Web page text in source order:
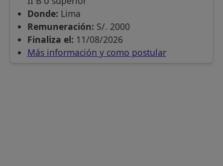
Donde: Lima
Remuneración: S/. 2000
Finaliza el: 11/08/2026
Más información y como postular